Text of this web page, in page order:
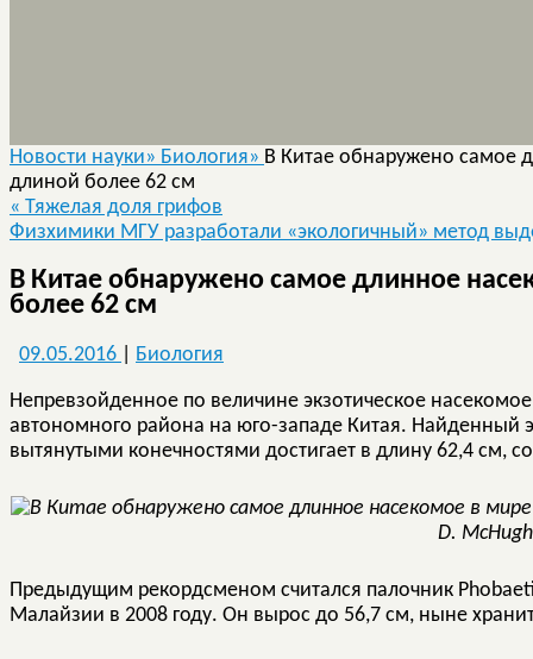
Новости науки» Биология» В Китае обнаружено самое
длиной более 62 см
« Тяжелая доля грифов
Физхимики МГУ разработали «экологичный» метод
В Китае обнаружено самое длинное
более 62 см
09.05.2016 Биология
Непревзойденное по величине экзотическое
автономного района на юго-западе Китая. Найденный
вытянутыми конечностями достигает в длину 62,4 см,
D. McHugh
Предыдущим рекордсменом считался палочник
Малайзии в 2008 году. Он вырос до 56,7 см, ныне